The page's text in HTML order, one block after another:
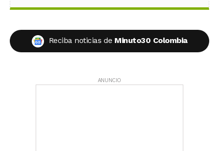
Reciba noticias de Minuto30 Colombia
ANUNCIO